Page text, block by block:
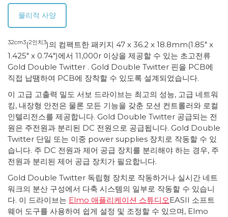
물리적 사양
32cm3(2인치3)의 컴팩트한 패키지 47 x 36.2 x 18.8mm(1.85" x
1.425" x 0.74")에서 11,000r 이상을 제공할 수 있는 초고전류
Gold Double Twitter . Gold Double Twitter 핀을 PCB에
직접 납땜하여 PCB에 장착할 수 있도록 설계되었습니다.
이 고급 고출력 밀도 서보 드라이브는 최고의 성능, 고급 네트워
킹, 내장형 안전은 물론 모든 기능을 갖춘 모션 컨트롤러와 로컬
인텔리전스를 제공합니다. Gold Double Twitter 공급되는 전
원은 주전원과 분리된 DC 전원으로 공급됩니다. Gold Double
Twitter 단일 또는 이중 power supplies 장치로 작동할 수 있
습니다. 주 DC 전원과 제어 공급 장치를 분리해야 하는 경우, 주
전원과 분리된 제어 공급 장치가 필요합니다.
Gold Double Twitter 독립형 장치로 작동하거나 실시간 네트
워크의 분산 구성에서 다축 시스템의 일부로 작동할 수 있습니
다. 이 드라이브는 Elmo 애플리케이션 스튜디오EASII 소프트
웨어 도구를 사용하여 쉽게 설정 및 조정할 수 있으며, Elmo